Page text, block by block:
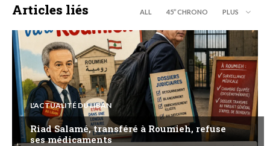
Articles liés ALL 45’’ CHRONO PLUS
L'ACTUALITÉ DU LIBAN
Riad Salamé, transféré à Roumieh, refuse
ses médicaments